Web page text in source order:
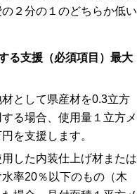
２分の１のどちらか低い
る支援（必須項目）最大
材として県産材を0.3立方
る場合、使用量１立方メ
を支援します。
用した内装仕上げ材または
率20％以下のもの（木